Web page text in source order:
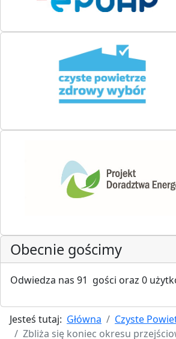
Obecnie gościmy
Odwiedza nas 91 gości oraz 0
Jesteś tutaj: Główna
Czyste
Zbliża się koniec okresu